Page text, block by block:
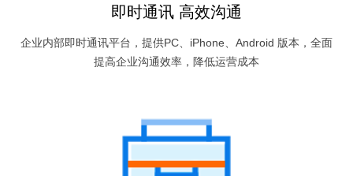
即时通讯 高效沟通
企业内部即时通讯平台，提供PC、iPhone、Android 版本，全面
提高企业沟通效率，降低运营成本